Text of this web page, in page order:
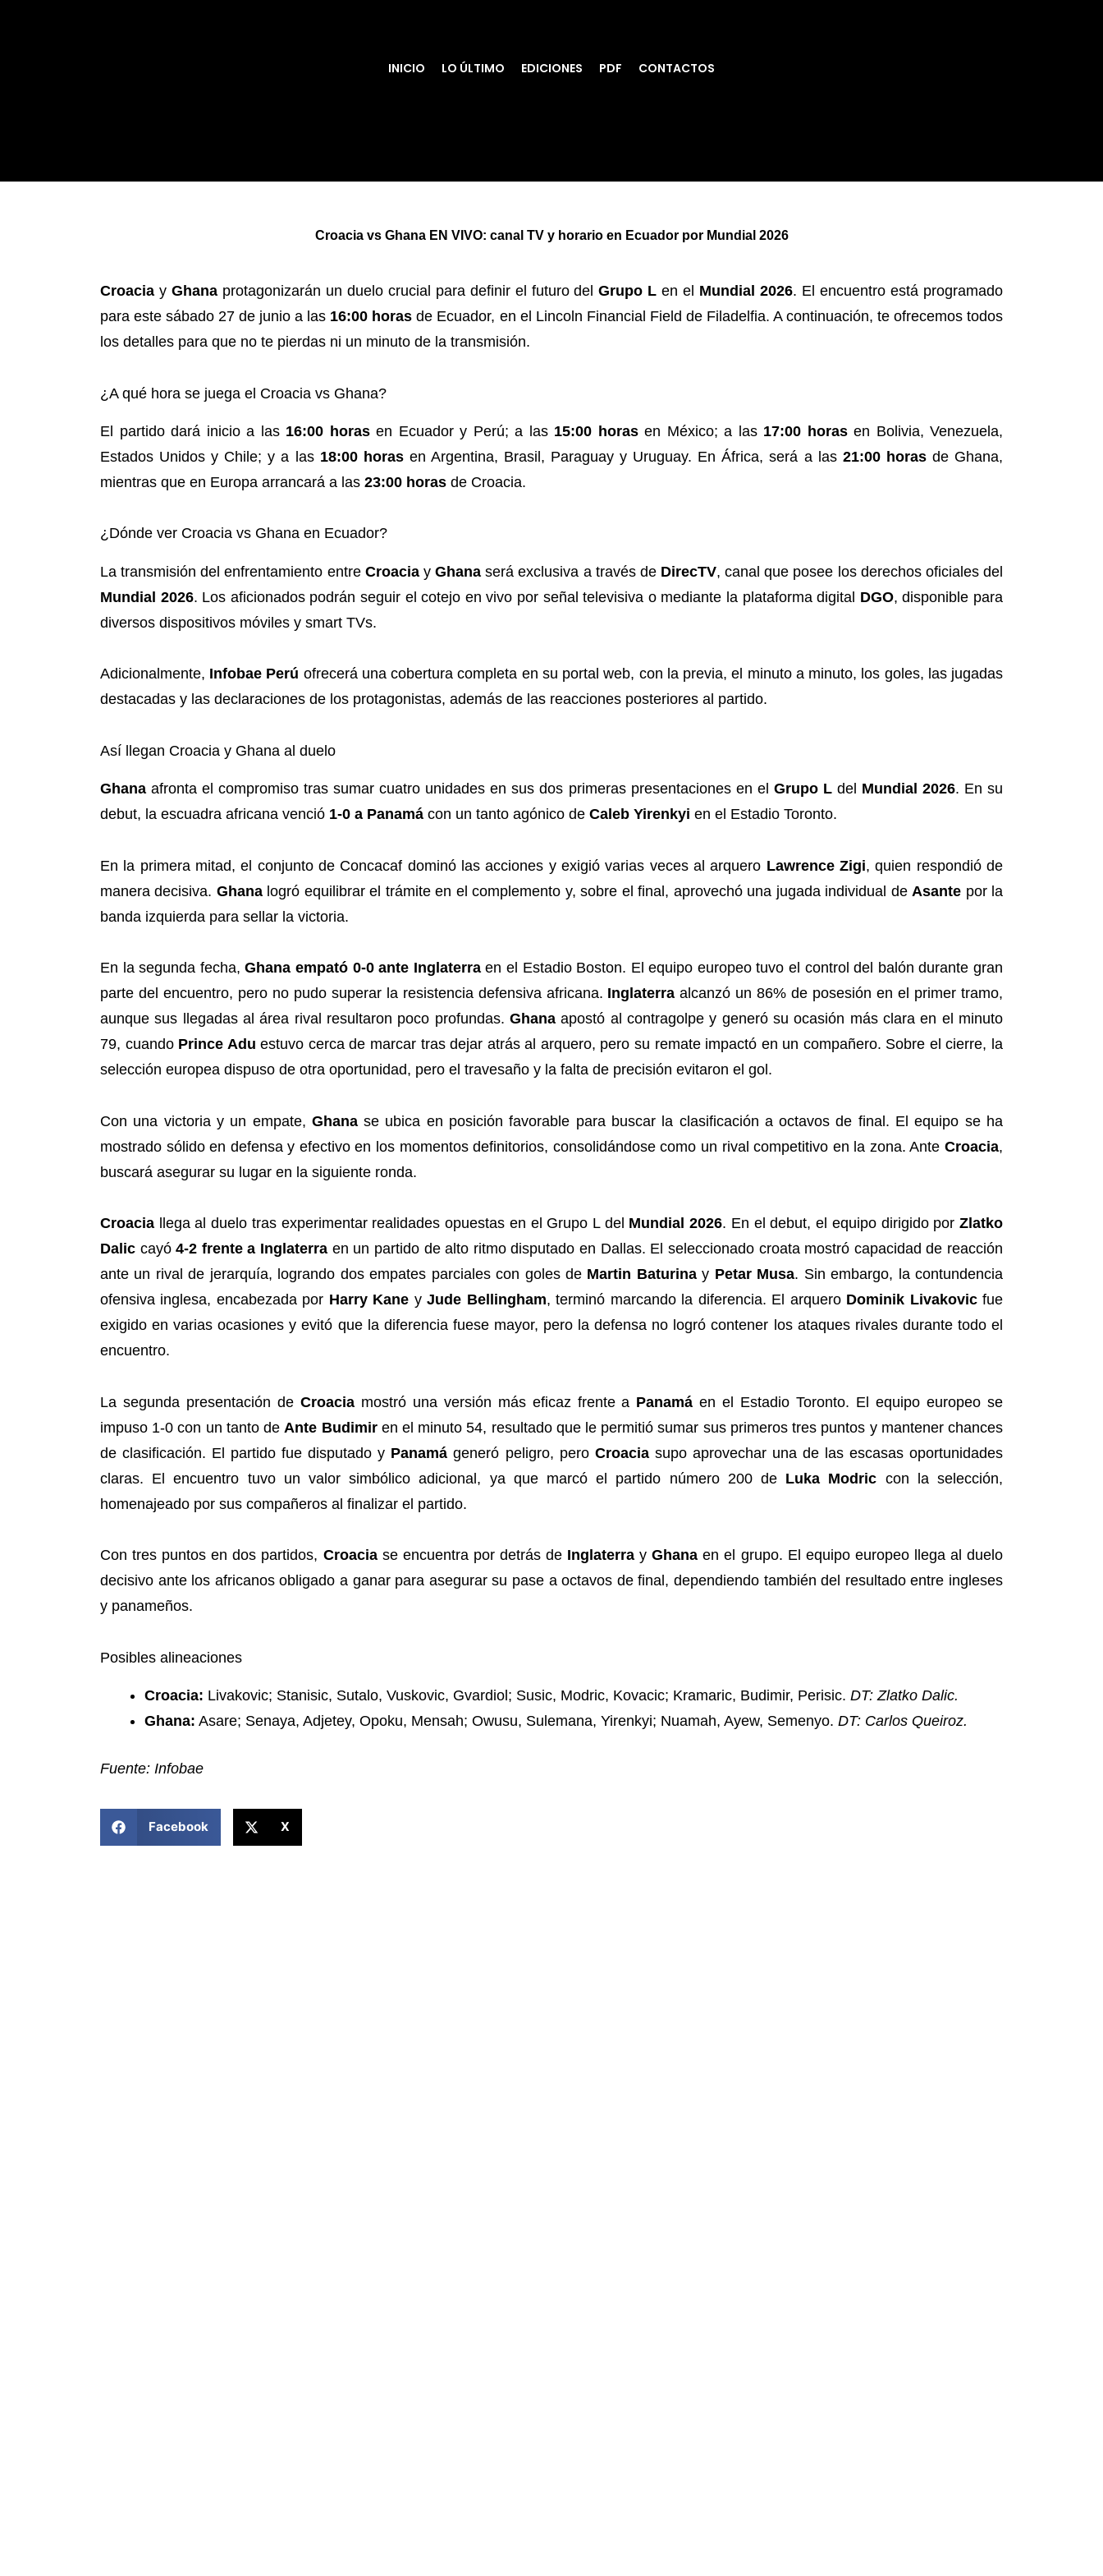
INICIO LO ÚLTIMO EDICIONES PDF CONTACTOS
Croacia vs Ghana EN VIVO: canal TV y horario en Ecuador por Mundial 2026
Croacia y Ghanaprotagonizarán un duelo crucial para definir el futuro delGrupo L en el Mundial 2026. El encuentro está programado
para este sábado 27 de junio a las 16:00 horas de Ecuador, en el Lincoln Financial Field de Filadelfia. A continuación, te ofrecemos todos
los detalles para que no te pierdas ni un minuto de la transmisión.
¿A qué hora se juega el Croacia vs Ghana?
El partido dará inicio a las 16:00 horasen Ecuador y Perú; a las 15:00 horasen México; a las 17:00 horasen Bolivia, Venezuela,
Estados Unidos y Chile; y a las 18:00 horasen Argentina, Brasil, Paraguay y Uruguay. En África, será a las 21:00 horasde Ghana,
mientras que en Europa arrancará a las 23:00 horas de Croacia.
¿Dónde ver Croacia vs Ghana en Ecuador?
La transmisión del enfrentamiento entre CroaciayGhana será exclusiva a través de DirecTV, canal que posee los derechos oficiales del
Mundial 2026. Los aficionados podrán seguir el cotejo en vivo por señal televisiva o mediante la plataforma digital DGO, disponible para
diversos dispositivos móviles y smart TVs.
Adicionalmente, Infobae Perú ofrecerá una cobertura completa en su portal web, con la previa, el minuto a minuto, los goles, las jugadas
destacadas y las declaraciones de los protagonistas, además de las reacciones posteriores al partido.
Así llegan Croacia y Ghana al duelo
Ghana afronta el compromiso tras sumar cuatro unidades en sus dos primeras presentaciones en el Grupo Ldel Mundial 2026. En su
debut, la escuadra africana venció 1-0 a Panamá con un tanto agónico de Caleb Yirenkyi en el Estadio Toronto.
En la primera mitad, el conjunto de Concacaf dominó las acciones y exigió varias veces al arquero Lawrence Zigi, quien respondió de
manera decisiva. Ghanalogró equilibrar el trámite en el complemento y, sobre el final, aprovechó una jugada individual de Asante por la
banda izquierda para sellar la victoria.
En la segunda fecha,Ghana empató 0-0 ante Inglaterraen el Estadio Boston. El equipo europeo tuvo el control del balón durante gran
parte del encuentro, pero no pudo superar la resistencia defensiva africana. Inglaterra alcanzó un 86% de posesión en el primer tramo,
aunque sus llegadas al área rival resultaron poco profundas. Ghana apostó al contragolpe y generó su ocasión más clara en el minuto
79, cuando Prince Adu estuvo cerca de marcar tras dejar atrás al arquero, pero su remate impactó en un compañero. Sobre el cierre, la
selección europea dispuso de otra oportunidad, pero el travesaño y la falta de precisión evitaron el gol.
Con una victoria y un empate, Ghanase ubica en posición favorable para buscar la clasificación a octavos de final. El equipo se ha
mostrado sólido en defensa y efectivo en los momentos definitorios, consolidándose como un rival competitivo en la zona. Ante Croacia,
buscará asegurar su lugar en la siguiente ronda.
Croacia llega al duelo tras experimentar realidades opuestas en el Grupo L del Mundial 2026. En el debut, el equipo dirigido porZlatko
Dalic cayó4-2 frente a Inglaterra en un partido de alto ritmo disputado en Dallas. El seleccionado croata mostró capacidad de reacción
ante un rival de jerarquía, logrando dos empates parciales con goles de Martin Baturinay Petar Musa. Sin embargo, la contundencia
ofensiva inglesa, encabezada por Harry Kane yJude Bellingham, terminó marcando la diferencia. El arquero Dominik Livakovicfue
exigido en varias ocasiones y evitó que la diferencia fuese mayor, pero la defensa no logró contener los ataques rivales durante todo el
encuentro.
La segunda presentación de Croaciamostró una versión más eficaz frente a Panamá en el Estadio Toronto. El equipo europeo se
impuso 1-0 con un tanto de Ante Budimiren el minuto 54, resultado que le permitió sumar sus primeros tres puntos y mantener chances
de clasificación. El partido fue disputado y Panamá generó peligro, pero Croaciasupo aprovechar una de las escasas oportunidades
claras. El encuentro tuvo un valor simbólico adicional, ya que marcó el partido número 200 de Luka Modric con la selección,
homenajeado por sus compañeros al finalizar el partido.
Con tres puntos en dos partidos, Croaciase encuentra por detrás de Inglaterra yGhana en el grupo. El equipo europeo llega al duelo
decisivo ante los africanos obligado a ganar para asegurar su pase a octavos de final, dependiendo también del resultado entre ingleses
y panameños.
Posibles alineaciones
Croacia: Livakovic; Stanisic, Sutalo, Vuskovic, Gvardiol; Susic, Modric, Kovacic; Kramaric, Budimir, Perisic. DT: Zlatko Dalic.
Ghana: Asare; Senaya, Adjetey, Opoku, Mensah; Owusu, Sulemana, Yirenkyi; Nuamah, Ayew, Semenyo. DT: Carlos Queiroz.
Fuente: Infobae
Facebook X